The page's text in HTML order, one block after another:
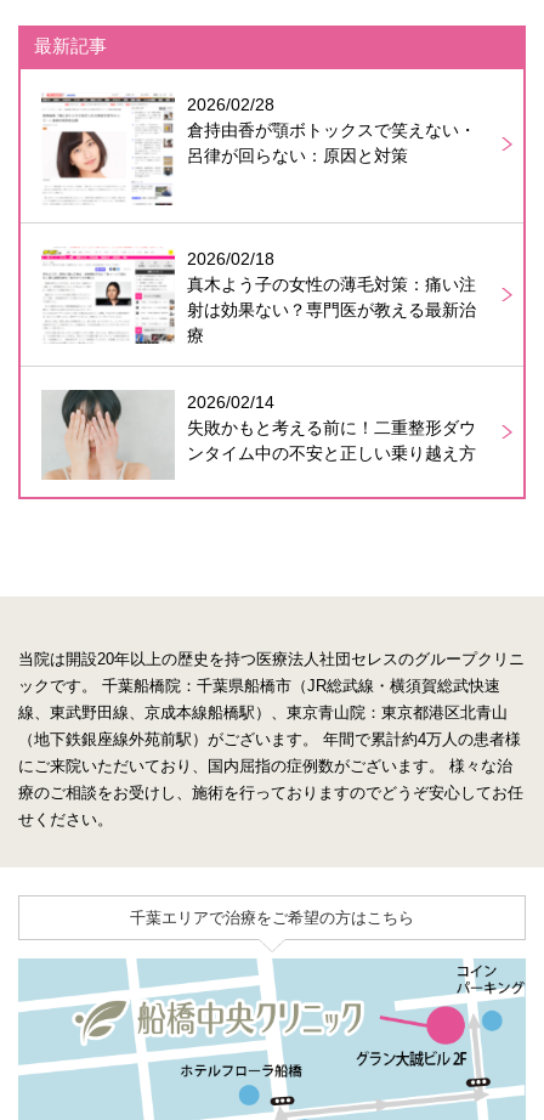
最新記事
2026/02/28
倉持由香が顎ボトックスで笑えない・
呂律が回らない：原因と対策
2026/02/18
真木よう子の女性の薄毛対策：痛い注
射は効果ない？専門医が教える最新治
療
2026/02/14
失敗かもと考える前に！二重整形ダウ
ンタイム中の不安と正しい乗り越え方
当院は開設20年以上の歴史を持つ医療法人社団セレスのグループクリニ
ックです。
千葉船橋院：千葉県船橋市（JR総武線・横須賀総武快速
線、東武野田線、京成本線船橋駅）、東京青山院：東京都港区北青山
（地下鉄銀座線外苑前駅）がございます。
年間で累計約4万人の患者様
にご来院いただいており、国内屈指の症例数がございます。
様々な治
療のご相談をお受けし、施術を行っておりますのでどうぞ安心してお任
せください。
千葉エリアで治療をご希望の方はこちら